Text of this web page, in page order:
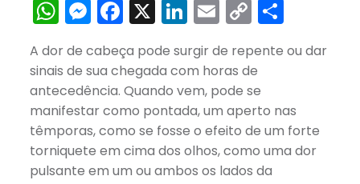
WhatsApp
Messenger
Facebook
X LinkedIn
Email
Copy
Link
Share
A dor de cabeça pode surgir de repente ou dar
sinais de sua chegada com horas de
antecedência. Quando vem, pode se
manifestar como pontada, um aperto nas
têmporas, como se fosse o efeito de um forte
torniquete em cima dos olhos, como uma dor
pulsante em um ou ambos os lados da